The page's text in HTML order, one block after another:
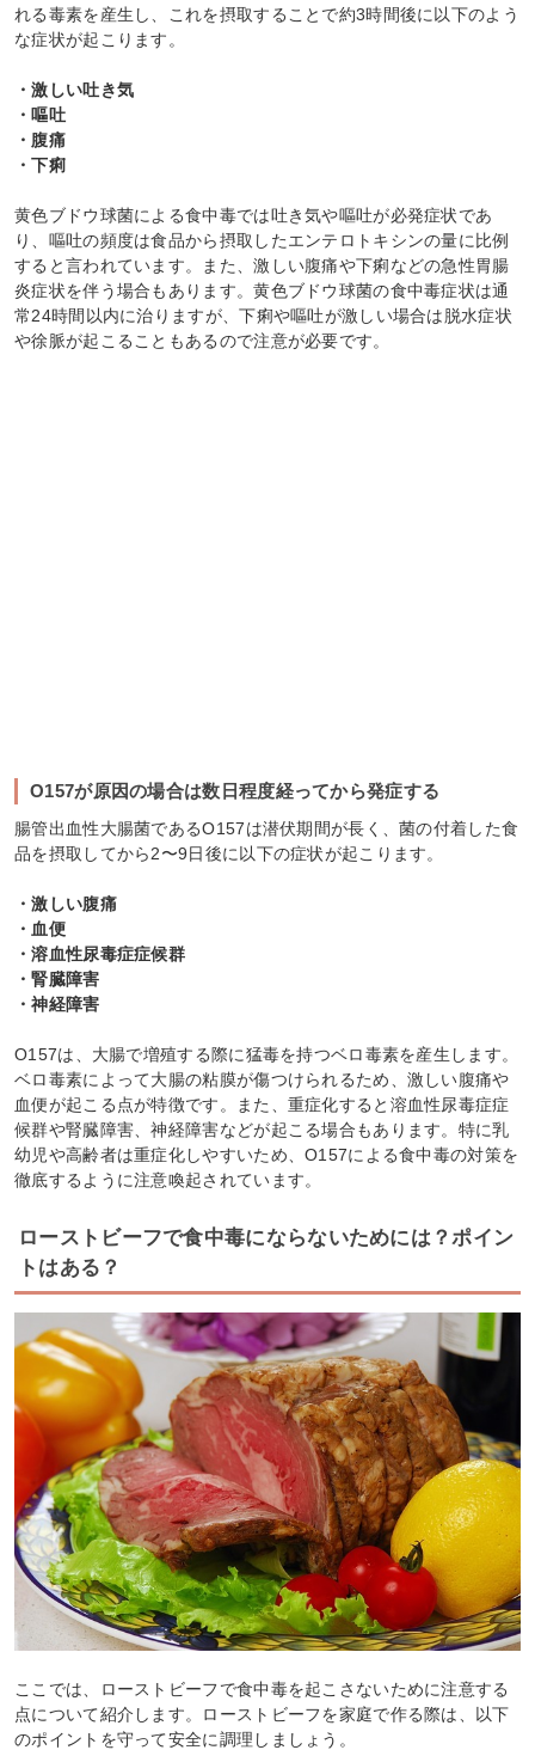
れる毒素を産生し、これを摂取することで約3時間後に以下のよう
な症状が起こります。
・激しい吐き気
・嘔吐
・腹痛
・下痢
黄色ブドウ球菌による食中毒では吐き気や嘔吐が必発症状であ
り、嘔吐の頻度は食品から摂取したエンテロトキシンの量に比例
すると言われています。また、激しい腹痛や下痢などの急性胃腸
炎症状を伴う場合もあります。黄色ブドウ球菌の食中毒症状は通
常24時間以内に治りますが、下痢や嘔吐が激しい場合は脱水症状
や徐脈が起こることもあるので注意が必要です。
O157が原因の場合は数日程度経ってから発症する
腸管出血性大腸菌であるO157は潜伏期間が長く、菌の付着した食
品を摂取してから2〜9日後に以下の症状が起こります。
・激しい腹痛
・血便
・溶血性尿毒症症候群
・腎臓障害
・神経障害
O157は、大腸で増殖する際に猛毒を持つベロ毒素を産生します。
ベロ毒素によって大腸の粘膜が傷つけられるため、激しい腹痛や
血便が起こる点が特徴です。また、重症化すると溶血性尿毒症症
候群や腎臓障害、神経障害などが起こる場合もあります。特に乳
幼児や高齢者は重症化しやすいため、O157による食中毒の対策を
徹底するように注意喚起されています。
ローストビーフで食中毒にならないためには？ポイン
トはある？
ここでは、ローストビーフで食中毒を起こさないために注意する
点について紹介します。ローストビーフを家庭で作る際は、以下
のポイントを守って安全に調理しましょう。